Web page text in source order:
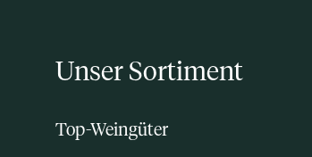
Unser Sortiment
Top-Weingüter